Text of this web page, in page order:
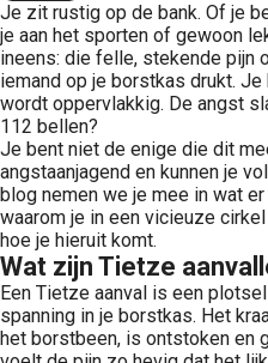
Je zit rustig op de bank. Of je
je aan het sporten of gewoon
ineens: die felle, stekende pijn
iemand op je borstkas drukt.
wordt oppervlakkig. De angst
112 bellen?
Je bent niet de enige die dit
angstaanjagend en kunnen je
blog nemen we je mee in wat
waarom je in een vicieuze
hoe je hieruit komt.
Wat zijn Tietze
Een Tietze aanval is een
spanning in je borstkas. Het
het borstbeen, is ontstoken en